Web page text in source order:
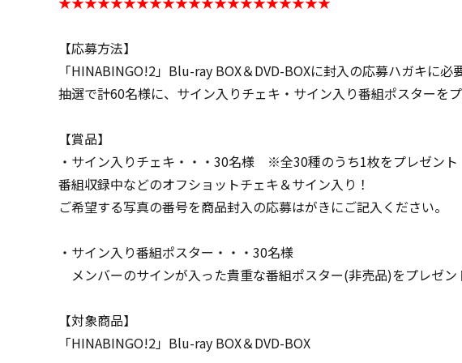
【応募方法】
「HINABINGO!2」Blu-ray BOX＆DVD-BOXに封入の応募ハガキに必
抽選で計60名様に、サイン入りチェキ・サイン入り番組ポスターをプ
【賞品】
・サイン入りチェキ・・・30名様 ※全30種のうち1枚をプレゼント
番組収録中などのオフショットチェキ＆サイン入り！
ご希望する写真の番号を商品封入の応募はがきにご記入ください。
・サイン入り番組ポスター・・・30名様
メンバーのサインが入った貴重な番組ポスター(非売品)をプレゼン
【対象商品】
「HINABINGO!2」Blu-ray BOX＆DVD-BOX